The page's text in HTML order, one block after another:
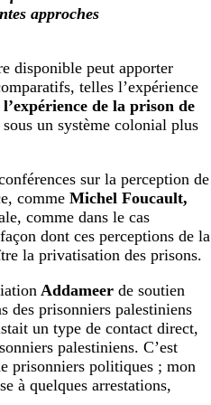
approches
disponible peut apporter
telles l’expérience
de la prison de
un système colonial plus
sur la perception de
comme Michel Foucault,
comme dans le cas
dont ces perceptions de la
la privatisation des prisons.
Addameer de soutien
des prisonniers palestiniens
un type de contact direct,
palestiniens. C’est
prisonniers politiques ; mon
à quelques arrestations,